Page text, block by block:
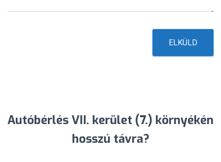
ELKÜLD
Autóbérlés VII. kerület (7.) környékén
hosszú távra?